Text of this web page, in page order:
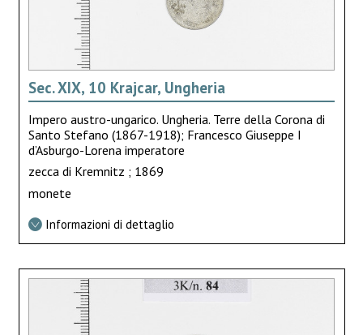
Sec. XIX, 10 Krajcar, Ungheria
Impero austro-ungarico. Ungheria. Terre della Corona di
Santo Stefano (1867-1918); Francesco Giuseppe I
d’Asburgo-Lorena imperatore
zecca di Kremnitz ; 1869
monete
Informazioni di dettaglio